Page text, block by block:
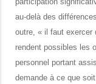
au-delà des
outre, « il faut exercer
rendent possibles les
personnel portant
demande à ce que